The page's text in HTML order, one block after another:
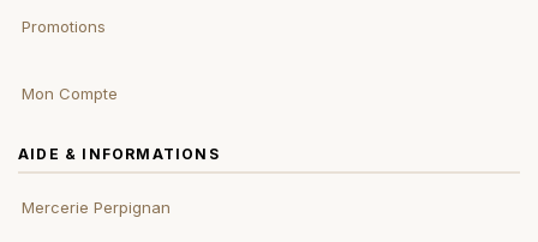
Promotions
Mon Compte
AIDE & INFORMATIONS
Mercerie Perpignan